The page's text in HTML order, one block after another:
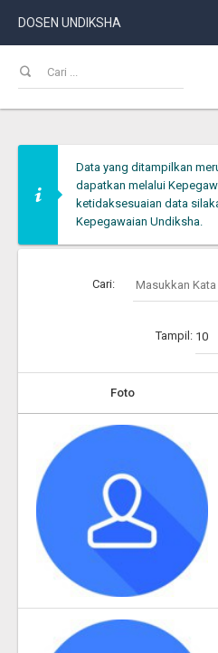
DOSEN UNDIKSHA
Data yang ditampilkan
dapatkan melalui
ketidaksesuaian data
Kepegawaian Undiksha.
Cari:
Tampil: 10
Foto